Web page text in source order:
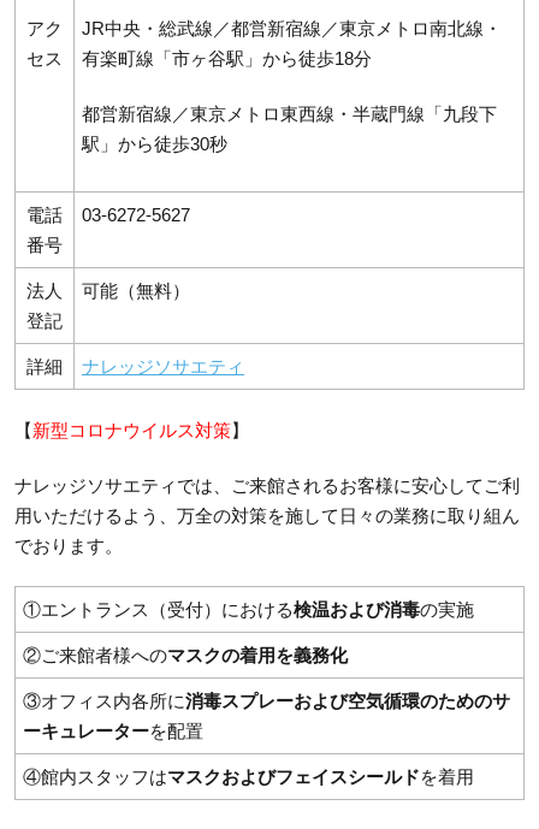
アク
セス
JR中央・総武線／都営新宿線／東京メトロ南北線・
有楽町線「市ヶ谷駅」から徒歩18分
都営新宿線／東京メトロ東西線・半蔵門線「九段下
駅」から徒歩30秒
電話
番号
03-6272-5627
法人
登記
可能（無料）
詳細 ナレッジソサエティ
【新型コロナウイルス対策】
ナレッジソサエティでは、ご来館されるお客様に安心してご利
用いただけるよう、万全の対策を施して日々の業務に取り組ん
でおります。
①エントランス（受付）における検温および消毒の実施
②ご来館者様へのマスクの着用を義務化
③オフィス内各所に消毒スプレーおよび空気循環のためのサ
ーキュレーターを配置
④館内スタッフはマスクおよびフェイスシールドを着用